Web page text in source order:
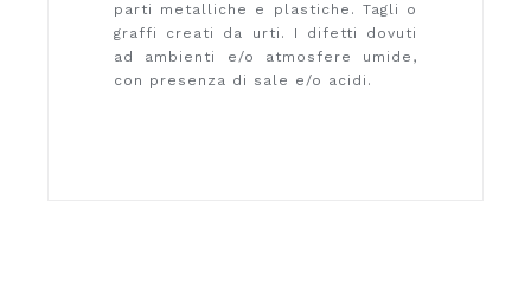
parti metalliche e plastiche. Tagli o
graffi creati da urti. I difetti dovuti
ad ambienti e/o atmosfere umide,
con presenza di sale e/o acidi.